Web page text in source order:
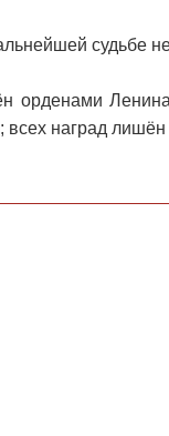
судьбе
орденами
всех наград лишён